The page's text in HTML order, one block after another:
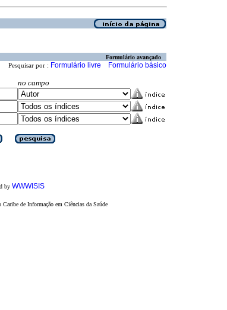
Formulário avançado
Pesquisar por : Formulário livre Formulário básico
no campo
by WWWISIS
de Informação em Ciências da Saúde